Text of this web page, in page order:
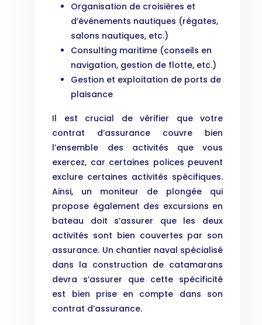
Organisation de croisières et
d’événements nautiques (régates,
salons nautiques, etc.)
Consulting maritime (conseils en
navigation, gestion de flotte, etc.)
Gestion et exploitation de ports de
plaisance
Il est crucial de vérifier que votre
contrat d’assurance couvre bien
l’ensemble des activités que vous
exercez, car certaines polices peuvent
exclure certaines activités spécifiques.
Ainsi, un moniteur de plongée qui
propose également des excursions en
bateau doit s’assurer que les deux
activités sont bien couvertes par son
assurance. Un chantier naval spécialisé
dans la construction de catamarans
devra s’assurer que cette spécificité
est bien prise en compte dans son
contrat d’assurance.